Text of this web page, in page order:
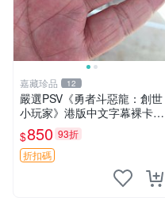
嘉藏珍品 12
嚴選PSV《勇者斗惡龍：創世
小玩家》港版中文字幕裸卡遊
戲 創世小玩家 勇者斗惡龍 P
SV 港版
$850 93折
折扣碼